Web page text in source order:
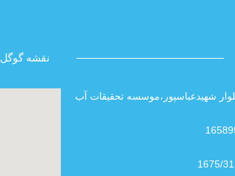
شهیدعباسپور،موسسه تحقیقات آب
نقشه گوگل